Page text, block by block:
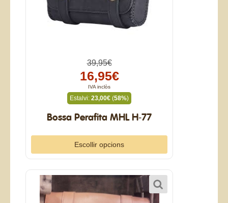
39,95€
16,95€
IVA inclòs
Estalvi: 23,00€ (58%)
Bossa Perafita MHL H-77
Escollir opcions